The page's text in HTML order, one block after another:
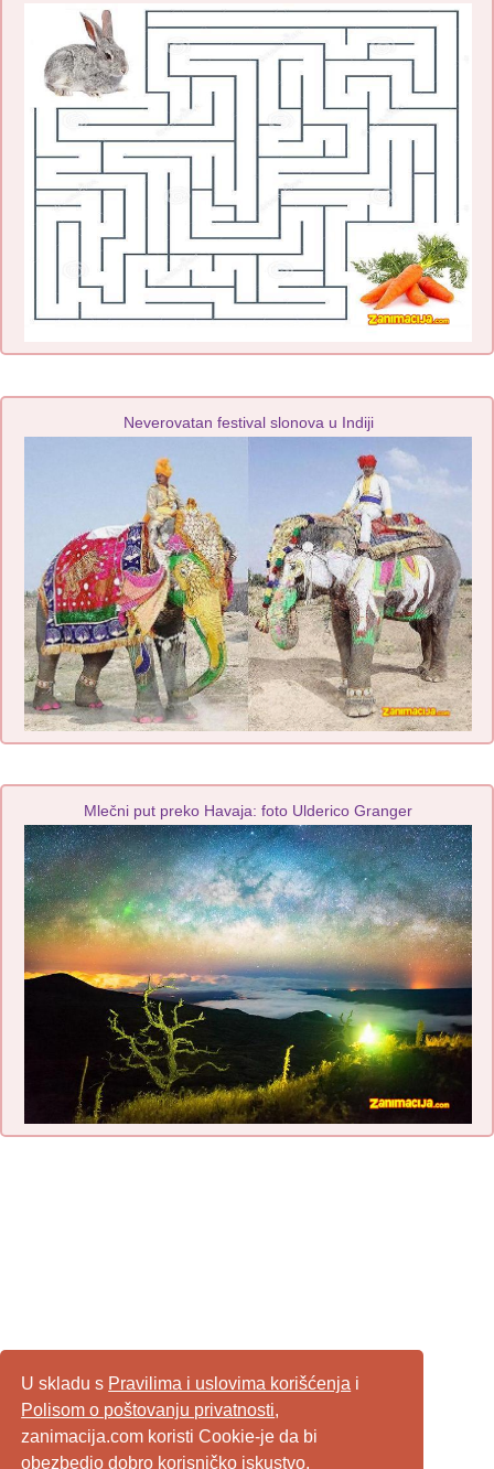
U skladu s Pravilima i uslovima korišćenja i
Polisom o poštovanju privatnosti,
zanimacija.com koristi Cookie-je da bi
obezbedio dobro korisničko iskustvo,
Neverovatan festival slonova u Indiji
Mlečni put preko Havaja: foto Ulderico Granger